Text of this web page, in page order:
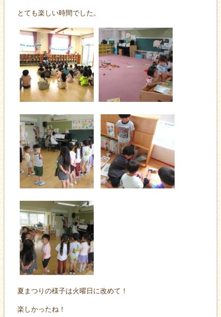
とても楽しい時間でした。
夏まつりの様子は火曜日に改めて！
楽しかったね！